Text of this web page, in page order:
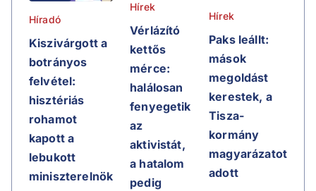
Híradó
Kiszivárgott a
botrányos
felvétel:
hisztériás
rohamot
kapott a
lebukott
miniszterelnök
Hírek
Vérlázító
kettős
mérce:
halálosan
fenyegetik
az
aktivistát,
a hatalom
pedig
Hírek
Paks leállt:
mások
megoldást
kerestek, a
Tisza-
kormány
magyarázatot
adott